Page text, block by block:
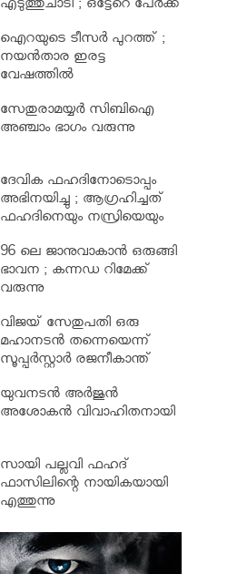
എടുത്തുചാടി ; ഒട്ടേറെ പേര്‍ക്ക്
ഐറയുടെ ടീസര്‍ പുറത്ത് ;
നയന്‍താര ഇരട്ട
വേഷത്തില്‍
സേതുരാമയ്യർ സിബിഐ
അഞ്ചാം ഭാഗം വരുന്നു
ദേവിക ഫഹദിനോടൊപ്പം
അഭിനയിച്ചു ; ആഗ്രഹിച്ചത്
ഫഹദിനെയും നസ്രിയെയും
96 ലെ ജാനുവാകാന്‍ ഒരുങ്ങി
ഭാവന ; കന്നഡ റിമേക്ക്
വരുന്നു
വിജയ് സേതുപതി ഒരു
മഹാനടന്‍ തന്നെയെന്ന്
സൂപ്പര്‍സ്റ്റാര്‍ രജനീകാന്ത്
യുവനടന്‍ അര്‍ജുന്‍
അശോകന്‍ വിവാഹിതനായി
സായി പല്ലവി ഫഹദ്
ഫാസിലിന്റെ നായികയായി
എത്തുന്നു